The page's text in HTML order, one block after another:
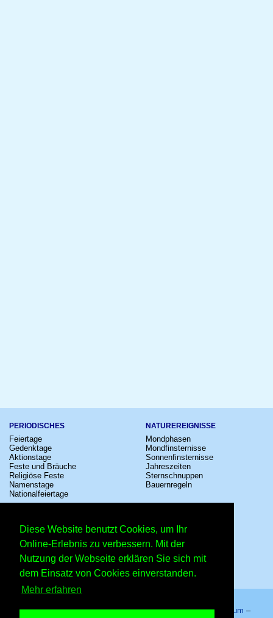
Diese Website benutzt Cookies, um Ihr
Online-Erlebnis zu verbessern. Mit der
Nutzung der Webseite erklären Sie sich mit
dem Einsatz von Cookies einverstanden.
Mehr erfahren
PERIODISCHES
Feiertage
Gedenktage
Aktionstage
Feste und Bräuche
Religiöse Feste
Namenstage
Nationalfeiertage
NATUREREIGNISSE
Mondphasen
Mondfinsternisse
Sonnenfinsternisse
Jahreszeiten
Sternschnuppen
Bauernregeln
Kinostarts
Festivals
Großevents
Fußball
Comedy
Shows
Sternzeichen
Schalttage
Wahltage
Messen
Erinnerungen
Volksfeste
Startseite–Kalender–Lexikon–App–Sitemap–Impressum –